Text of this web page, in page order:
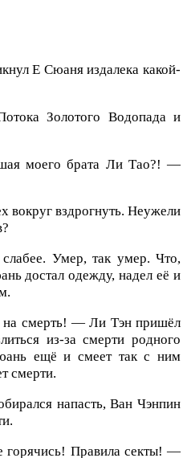
Е Сюаня издалека какой-
Золотого Водопада и
моего брата Ли Тао?! —
вокруг вздрогнуть. Неужели
Умер, так умер. Что,
достал одежду, надел её и
смерть! — Ли Тэн пришёл
из-за смерти родного
ещё и смеет так с ним
смерти.
напасть, Ван Чэнпин
Правила секты! —